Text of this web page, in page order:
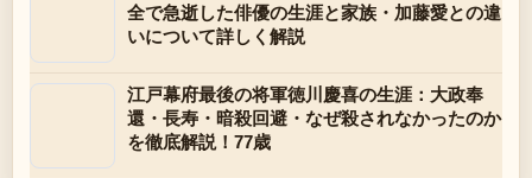
全で急逝した俳優の生涯と家族・加藤愛との違
いについて詳しく解説
江戸幕府最後の将軍徳川慶喜の生涯：大政奉
還・長寿・暗殺回避・なぜ殺されなかったのか
を徹底解説！77歳